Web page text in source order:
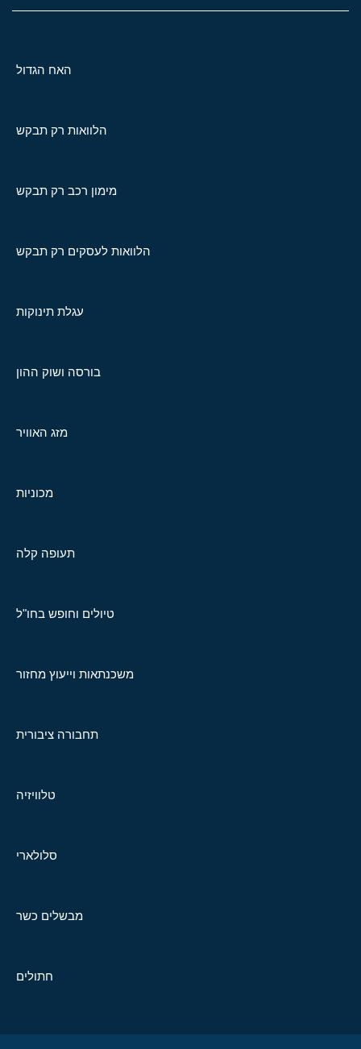
האח הגדול
הלוואות רק תבקש
מימון רכב רק תבקש
הלוואות לעסקים רק תבקש
עגלת תינוקות
בורסה ושוק ההון
מזג האוויר
מכוניות
תעופה קלה
טיולים וחופש בחו"ל
משכנתאות וייעוץ מחזור
תחבורה ציבורית
טלוויזיה
סלולארי
מבשלים כשר
חתולים